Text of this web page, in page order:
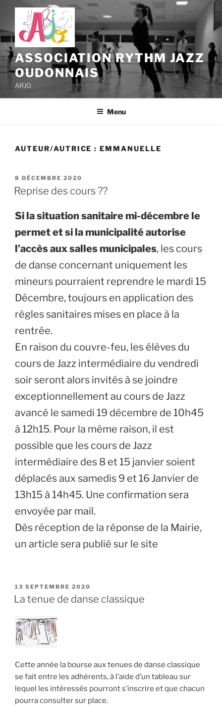
Aller
contenu
principal
ASSOCIATION RYTHM JAZZ
OUDONNAIS
ARJO
Menu
AUTEUR/AUTRICE : EMMANUELLE
PUBLIÉ
LE
8 DÉCEMBRE 2020
Reprise des cours ??
Si la situation sanitaire mi-décembre le
permet et si la municipalité autorise
l’accès aux salles municipales, les cours
de danse concernant uniquement les
mineurs pourraient reprendre le mardi 15
Décembre, toujours en application des
règles sanitaires mises en place à la
rentrée.
En raison du couvre-feu, les élèves du
cours de Jazz intermédiaire du vendredi
soir seront alors invités à se joindre
exceptionnellement au cours de Jazz
avancé le samedi 19 décembre de 10h45
à 12h15. Pour la même raison, il est
possible que les cours de Jazz
intermédiaire des 8 et 15 janvier soient
déplacés aux samedis 9 et 16 Janvier de
13h15 à 14h45. Une confirmation sera
envoyée par mail.
Dès réception de la réponse de la Mairie,
un article sera publié sur le site
PUBLIÉ
LE
13 SEPTEMBRE 2020
La tenue de danse classique
Cette année la bourse aux tenues de danse classique
se fait entre les adhérents, à l’aide d’un tableau sur
lequel les intéressés pourront s’inscrire et que chacun
pourra consulter sur place.